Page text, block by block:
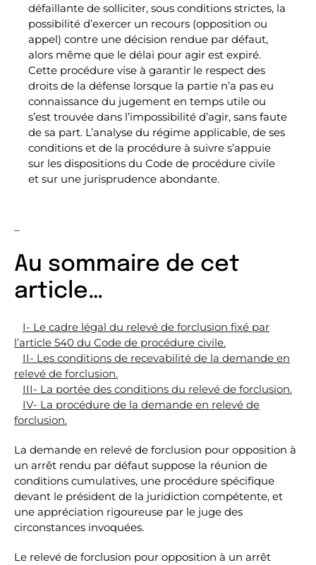
défaillante de solliciter, sous conditions strictes, la
possibilité d’exercer un recours (opposition ou
appel) contre une décision rendue par défaut,
alors même que le délai pour agir est expiré.
Cette procédure vise à garantir le respect des
droits de la défense lorsque la partie n’a pas eu
connaissance du jugement en temps utile ou
s’est trouvée dans l’impossibilité d’agir, sans faute
de sa part. L’analyse du régime applicable, de ses
conditions et de la procédure à suivre s’appuie
sur les dispositions du Code de procédure civile
et sur une jurisprudence abondante.
–
Au sommaire de cet
article…
I- Le cadre légal du relevé de forclusion fixé par
l’article 540 du Code de procédure civile.
II- Les conditions de recevabilité de la demande en
relevé de forclusion.
III- La portée des conditions du relevé de forclusion.
IV- La procédure de la demande en relevé de
forclusion.
La demande en relevé de forclusion pour opposition à
un arrêt rendu par défaut suppose la réunion de
conditions cumulatives, une procédure spécifique
devant le président de la juridiction compétente, et
une appréciation rigoureuse par le juge des
circonstances invoquées.
Le relevé de forclusion pour opposition à un arrêt